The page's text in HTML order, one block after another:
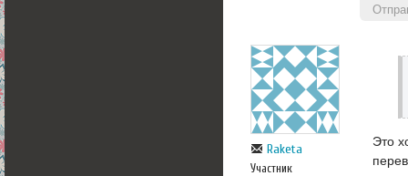
Raketa
Участник
Это